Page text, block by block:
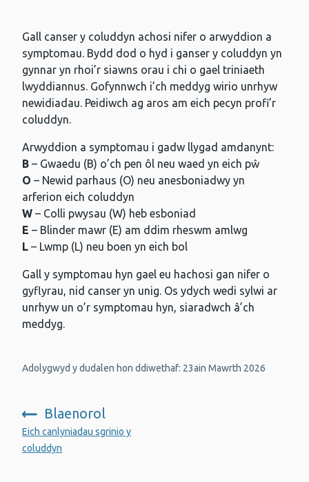
Gall canser y coluddyn achosi nifer o arwyddion a
symptomau. Bydd dod o hyd i ganser y coluddyn yn
gynnar yn rhoi’r siawns orau i chi o gael triniaeth
lwyddiannus. Gofynnwch i’ch meddyg wirio unrhyw
newidiadau. Peidiwch ag aros am eich pecyn profi’r
coluddyn.
Arwyddion a symptomau i gadw llygad amdanynt:
B – Gwaedu (B) o’ch pen ôl neu waed yn eich pŵ
O – Newid parhaus (O) neu anesboniadwy yn
arferion eich coluddyn
W – Colli pwysau (W) heb esboniad
E – Blinder mawr (E) am ddim rheswm amlwg
L – Lwmp (L) neu boen yn eich bol
Gall y symptomau hyn gael eu hachosi gan nifer o
gyflyrau, nid canser yn unig. Os ydych wedi sylwi ar
unrhyw un o’r symptomau hyn, siaradwch â’ch
meddyg.
Adolygwyd y dudalen hon ddiwethaf: 23ain Mawrth 2026
Blaenorol
:
Eich canlyniadau sgrinio y
coluddyn